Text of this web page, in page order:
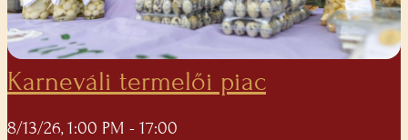
Karneváli termelői piac
8/13/26, 1:00 PM - 17:00